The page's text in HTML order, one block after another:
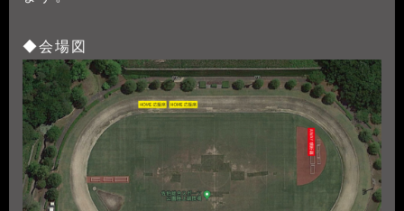
◆会場図